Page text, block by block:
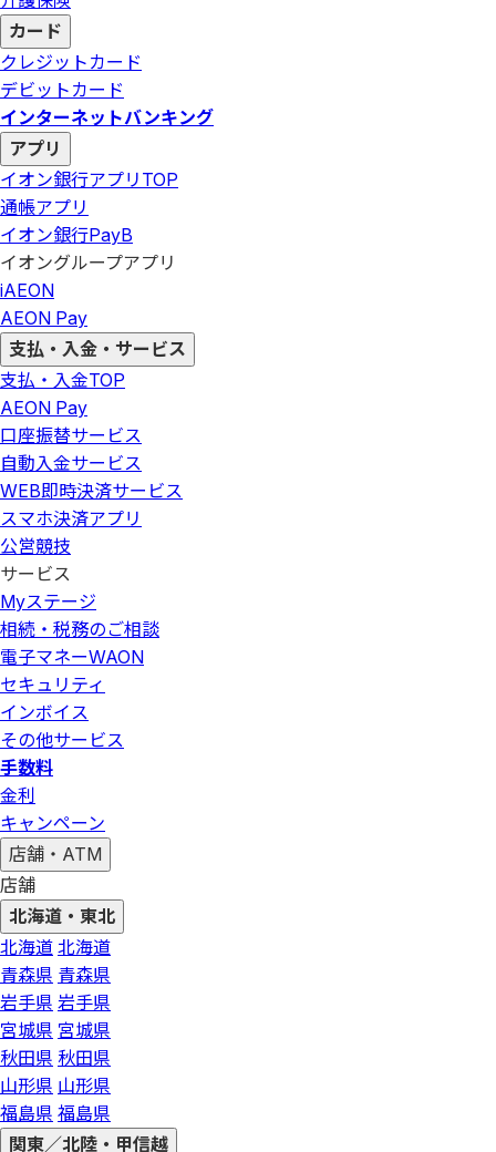
カード
クレジットカード
デビットカード
インターネットバンキング
アプリ
イオン銀行アプリ TOP
通帳アプリ
イオン銀行PayB
イオングループアプリ
iAEON
AEON Pay
支払・入金・サービス
支払・入金TOP
AEON Pay
口座振替サービス
自動入金サービス
WEB即時決済サービス
スマホ決済アプリ
公営競技
サービス
Myステージ
相続・税務のご相談
電子マネーWAON
セキュリティ
インボイス
その他サービス
手数料
金利
キャンペーン
店舗・ATM
店舗
北海道・東北
北海道 北海道
青森県 青森県
岩手県 岩手県
宮城県 宮城県
秋田県 秋田県
山形県 山形県
福島県 福島県
関東／北陸・甲信越